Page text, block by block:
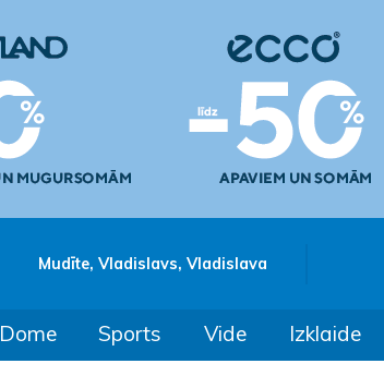
Mudīte, Vladislavs, Vladislava
Dome Sports Vide Izklaide